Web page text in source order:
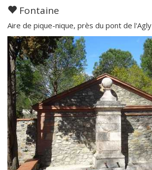
Fontaine
Aire de pique-nique, près du pont de l'Agly